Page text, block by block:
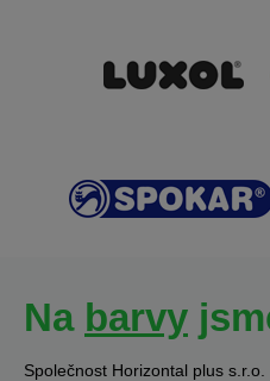
Na barvy
Společnost Horizontal plus